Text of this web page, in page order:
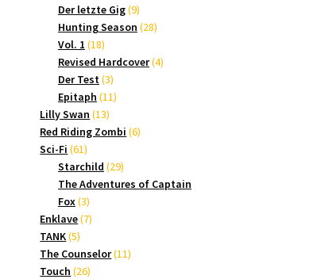
Der letzte Gig 99
Produkte
Hunting Season 2828
Vol. 1 1818
Produkte
Revised Hardcover 44
Der Test 33
Produkte
Epitaph 1111
Lilly Swan 1313
Produkte
Red Riding Zombi 66
Sci-Fi 6161
Produkte
Starchild 2929
Produkte
The Adventures of Captain
Fox 33
Produkte
Enklave 77
TANK 55
Produkte
The Counselor 1111
Touch 2626